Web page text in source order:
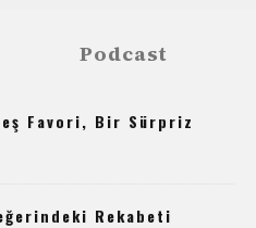
Podcast
Favori, Bir Sürpriz
Rekabeti